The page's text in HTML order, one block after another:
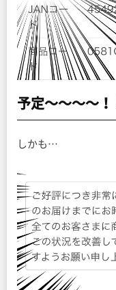
予定〜〜〜〜！
しかも…